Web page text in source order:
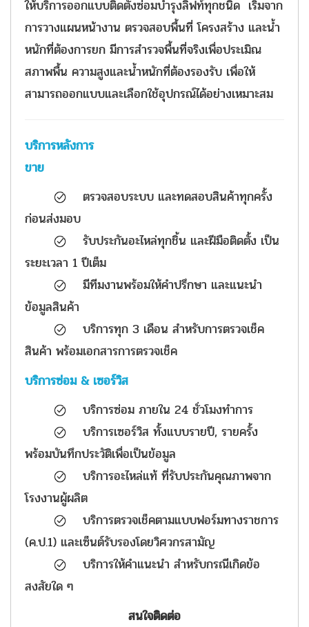
ให้บริการออกแบบติดตั้งซ่อมบำรุงลิฟท์ทุกชนิด เริ่มจาก
การวางแผนหน้างาน ตรวจสอบพื้นที่ โครงสร้าง และน้ำ
หนักที่ต้องการยก มีการสำรวจพื้นที่จริงเพื่อประเมิณ
สภาพพื้น ความสูงและน้ำหนักที่ต้องรองรับ เพื่อให้
สามารถออกแบบและเลือกใช้อุปกรณ์ได้อย่างเหมาะสม
บริการหลังการ
ขาย
ตรวจสอบระบบ และทดสอบสินค้าทุกครั้ง
ก่อนส่งมอบ
​ รับประกันอะไหล่ทุกชิ้น และฝีมือติดตั้ง เป็น
ระยะเวลา 1 ปีเต็ม
​ มีทีมงานพร้อมให้คำปรึกษา และแนะนำ
ข้อมูลสินค้า
​ บริการทุก 3 เดือน สำหรับการตรวจเช็ค
สินค้า พร้อมเอกสารการตรวจเช็ค
บริการซ่อม & เซอร์วิส
บริการซ่อม ภายใน 24 ชั่วโมงทำการ
บริการเซอร์วิส ทั้งแบบรายปี, รายครั้ง
พร้อมบันทึกประวัติเพื่อเป็นข้อมูล
บริการอะไหล่แท้ ที่รับประกันคุณภาพจาก
โรงงานผู้ผลิต
บริการตรวจเช็คตามแบบฟอร์มทางราชการ
(ค.ป.1) และเซ็นต์รับรองโดยวิศวกรสามัญ
บริการให้คำแนะนำ สำหรับกรณีเกิดข้อ
สงสัยใด ๆ
สนใจติดต่อ